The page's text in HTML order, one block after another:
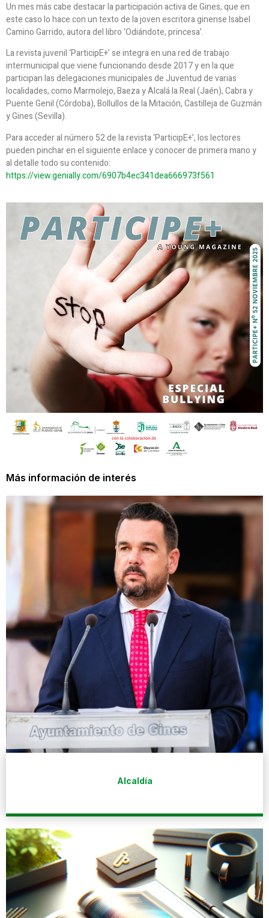
Un mes más cabe destacar la participación activa de Gines, que en
este caso lo hace con un texto de la joven escritora ginense Isabel
Camino Garrido, autora del libro ‘Odiándote, princesa’.
La revista juvenil ‘ParticipE+’ se integra en una red de trabajo
intermunicipal que viene funcionando desde 2017 y en la que
participan las delegaciones municipales de Juventud de varias
localidades, como Marmolejo, Baeza y Alcalá la Real (Jaén), Cabra y
Puente Genil (Córdoba), Bollullos de la Mitación, Castilleja de Guzmán
y Gines (Sevilla).
Para acceder al número 52 de la revista ‘ParticipE+’, los lectores
pueden pinchar en el siguiente enlace y conocer de primera mano y
al detalle todo su contenido:
https://view.genially.com/6907b4ec341dea666973f561
Más información de interés
Alcaldía